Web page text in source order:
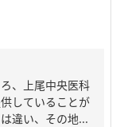
、上尾中央医科
していることが
違い、その地...